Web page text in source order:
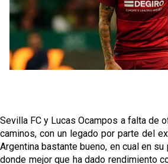
Oso es el siguiente en la lista
Banquillos confirmados: así
Previa | El Sevilla FC cierra la
exigente choque ante el Bayer
Sevilla FC y Lucas Ocampos a falta de
caminos, con un legado por parte del
Argentina bastante bueno, en cual en
donde mejor que ha dado rendimiento